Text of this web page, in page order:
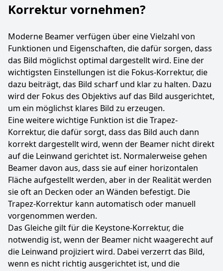
Korrektur vornehmen?
Moderne Beamer verfügen über eine Vielzahl von
Funktionen und Eigenschaften, die dafür sorgen, dass
das Bild möglichst optimal dargestellt wird. Eine der
wichtigsten Einstellungen ist die Fokus-Korrektur, die
dazu beiträgt, das Bild scharf und klar zu halten. Dazu
wird der Fokus des Objektivs auf das Bild ausgerichtet,
um ein möglichst klares Bild zu erzeugen.
Eine weitere wichtige Funktion ist die Trapez-
Korrektur, die dafür sorgt, dass das Bild auch dann
korrekt dargestellt wird, wenn der Beamer nicht direkt
auf die Leinwand gerichtet ist. Normalerweise gehen
Beamer davon aus, dass sie auf einer horizontalen
Fläche aufgestellt werden, aber in der Realität werden
sie oft an Decken oder an Wänden befestigt. Die
Trapez-Korrektur kann automatisch oder manuell
vorgenommen werden.
Das Gleiche gilt für die Keystone-Korrektur, die
notwendig ist, wenn der Beamer nicht waagerecht auf
die Leinwand projiziert wird. Dabei verzerrt das Bild,
wenn es nicht richtig ausgerichtet ist, und die